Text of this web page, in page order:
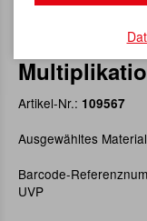
Artikel-Nr.: 109567
Ausgewähltes
Barcode-
UVP